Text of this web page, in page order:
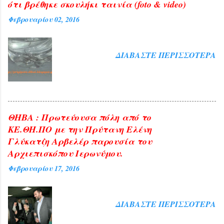
ότι βρέθηκε σκουλήκι ταινία (foto & video)
Φεβρουαρίου 02, 2016
ΔΙΑΒΆΣΤΕ ΠΕΡΙΣΣΌΤΕΡΑ
ΘΗΒΑ : Πρωτεύουσα πόλη από το
ΚΕ.ΘΗ.ΠΟ με την Πρύτανη Ελένη
Γλύκατζη Αρβελέρ παρουσία του
Αρχιεπισκόπου Ιερωνύμου.
Φεβρουαρίου 17, 2016
ΔΙΑΒΆΣΤΕ ΠΕΡΙΣΣΌΤΕΡΑ